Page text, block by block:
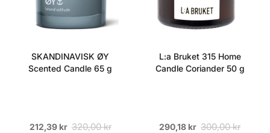
SKANDINAVISK ØY
Scented Candle 65 g
212,39 kr 320,00 kr
L:a Bruket 315 Home
Candle Coriander 50 g
290,18 kr 300,00 kr